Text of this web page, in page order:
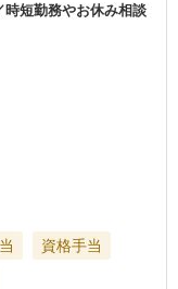
時短勤務やお休み相談
資格手当